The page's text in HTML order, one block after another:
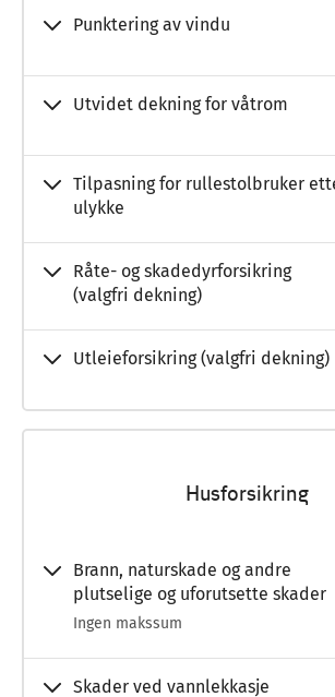
Punktering av vindu
Utvidet dekning for våtrom
Tilpasning for rullestolbruker
ulykke
Råte- og skadedyrforsikring
(valgfri dekning)
Utleieforsikring (valgfri dekning)
Husforsikring
Brann, naturskade og andre
plutselige og uforutsette skader
Ingen makssum
Skader ved vannlekkasje